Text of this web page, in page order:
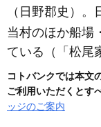
（日野郡史） 。
当村のほか船場・
ている （「松尾
コトバンクでは本文
ご利用いただくとす
ッジのご案内